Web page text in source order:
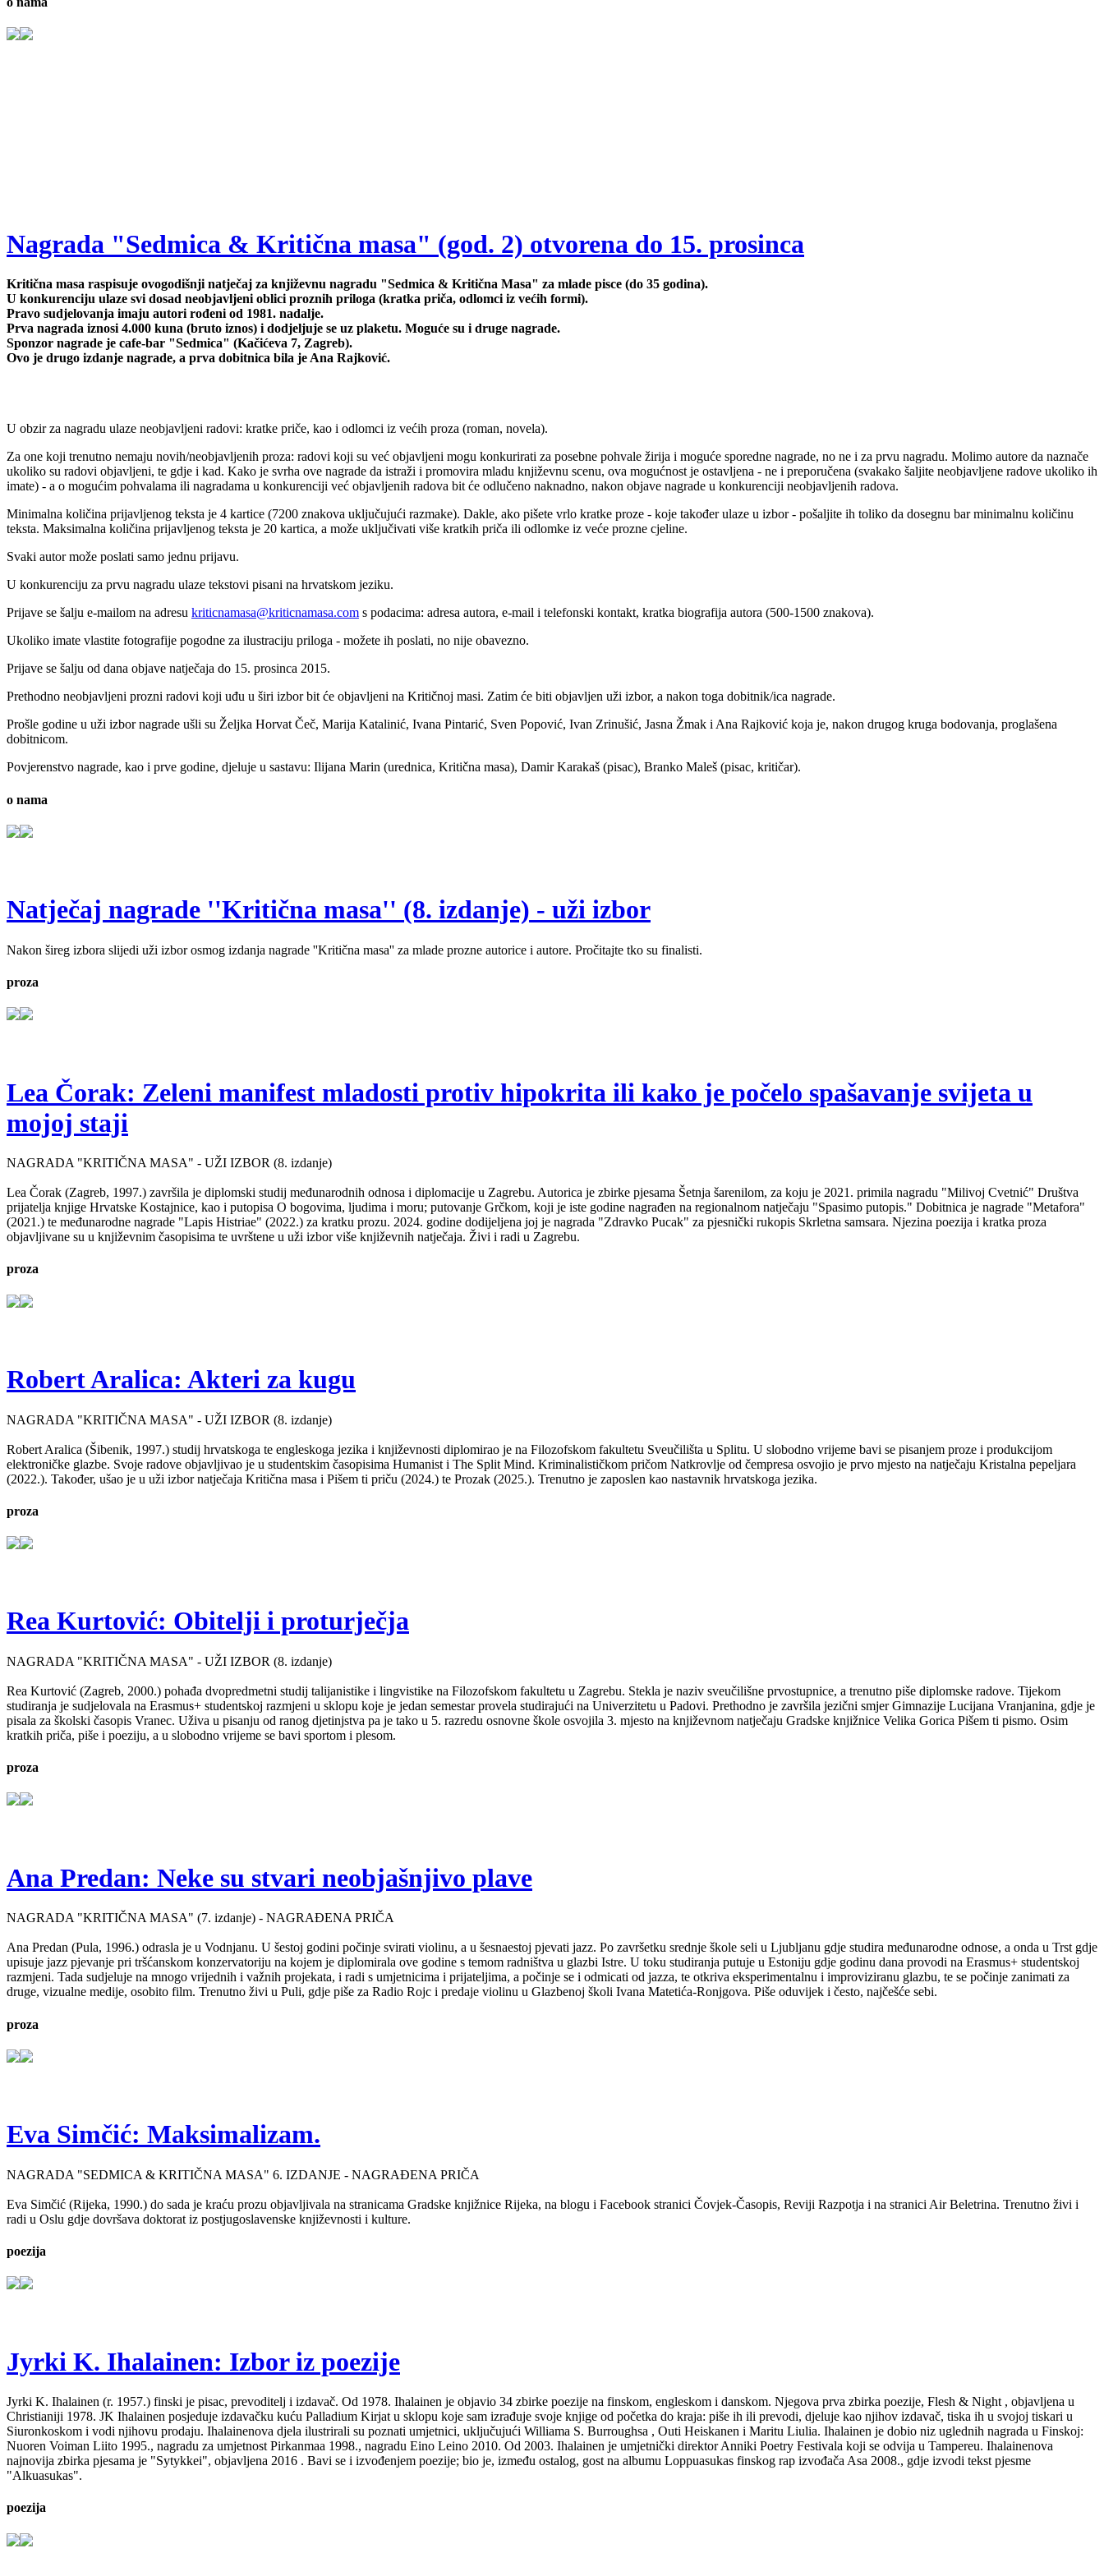
Nagrada "Sedmica & Kritična masa" (god. 2) otvorena do 15. prosinca
Kritična masa raspisuje ovogodišnji natječaj za književnu nagradu "Sedmica & Kritična Masa" za mlade pisce (do 35 godina).
U konkurenciju ulaze svi dosad neobjavljeni oblici proznih priloga (kratka priča, odlomci iz većih formi).
Pravo sudjelovanja imaju autori rođeni od 1981. nadalje.
Prva nagrada iznosi 4.000 kuna (bruto iznos) i dodjeljuje se uz plaketu. Moguće su i druge nagrade.
Sponzor nagrade je cafe-bar "Sedmica" (Kačićeva 7, Zagreb).
Ovo je drugo izdanje nagrade, a prva dobitnica bila je Ana Rajković.
U obzir za nagradu ulaze neobjavljeni radovi: kratke priče, kao i odlomci iz većih proza (roman, novela).
Za one koji trenutno nemaju novih/neobjavljenih proza: radovi koji su već objavljeni mogu konkurirati za posebne pohvale žirija i moguće sporedne nagrade, no ne i za prvu nagradu. Molimo autore da naznače
ukoliko su radovi objavljeni, te gdje i kad. Kako je svrha ove nagrade da istraži i promovira mladu književnu scenu, ova mogućnost je ostavljena - ne i preporučena (svakako šaljite neobjavljene radove ukoliko ih
imate) - a o mogućim pohvalama ili nagradama u konkurenciji već objavljenih radova bit će odlučeno naknadno, nakon objave nagrade u konkurenciji neobjavljenih radova.
Minimalna količina prijavljenog teksta je 4 kartice (7200 znakova uključujući razmake). Dakle, ako pišete vrlo kratke proze - koje također ulaze u izbor - pošaljite ih toliko da dosegnu bar minimalnu količinu
teksta. Maksimalna količina prijavljenog teksta je 20 kartica, a može uključivati više kratkih priča ili odlomke iz veće prozne cjeline.
Svaki autor može poslati samo jednu prijavu.
U konkurenciju za prvu nagradu ulaze tekstovi pisani na hrvatskom jeziku.
Prijave se šalju e-mailom na adresu kriticnamasa@kriticnamasa.com s podacima: adresa autora, e-mail i telefonski kontakt, kratka biografija autora (500-1500 znakova).
Ukoliko imate vlastite fotografije pogodne za ilustraciju priloga - možete ih poslati, no nije obavezno.
Prijave se šalju od dana objave natječaja do 15. prosinca 2015.
Prethodno neobjavljeni prozni radovi koji uđu u širi izbor bit će objavljeni na Kritičnoj masi. Zatim će biti objavljen uži izbor, a nakon toga dobitnik/ica nagrade.
Prošle godine u uži izbor nagrade ušli su Željka Horvat Čeč, Marija Katalinić, Ivana Pintarić, Sven Popović, Ivan Zrinušić, Jasna Žmak i Ana Rajković koja je, nakon drugog kruga bodovanja, proglašena
dobitnicom.
Povjerenstvo nagrade, kao i prve godine, djeluje u sastavu: Ilijana Marin (urednica, Kritična masa), Damir Karakaš (pisac), Branko Maleš (pisac, kritičar).
o nama
Natječaj nagrade ''Kritična masa'' (8. izdanje) - uži izbor
Nakon šireg izbora slijedi uži izbor osmog izdanja nagrade ''Kritična masa'' za mlade prozne autorice i autore. Pročitajte tko su finalisti.
proza
Lea Čorak: Zeleni manifest mladosti protiv hipokrita ili kako je počelo spašavanje svijeta u
mojoj staji
NAGRADA "KRITIČNA MASA" - UŽI IZBOR (8. izdanje)
Lea Čorak (Zagreb, 1997.) završila je diplomski studij međunarodnih odnosa i diplomacije u Zagrebu. Autorica je zbirke pjesama Šetnja šarenilom, za koju je 2021. primila nagradu "Milivoj Cvetnić" Društva
prijatelja knjige Hrvatske Kostajnice, kao i putopisa O bogovima, ljudima i moru; putovanje Grčkom, koji je iste godine nagrađen na regionalnom natječaju "Spasimo putopis." Dobitnica je nagrade "Metafora"
(2021.) te međunarodne nagrade "Lapis Histriae" (2022.) za kratku prozu. 2024. godine dodijeljena joj je nagrada "Zdravko Pucak" za pjesnički rukopis Skrletna samsara. Njezina poezija i kratka proza
objavljivane su u književnim časopisima te uvrštene u uži izbor više književnih natječaja. Živi i radi u Zagrebu.
proza
Robert Aralica: Akteri za kugu
NAGRADA "KRITIČNA MASA" - UŽI IZBOR (8. izdanje)
Robert Aralica (Šibenik, 1997.) studij hrvatskoga te engleskoga jezika i književnosti diplomirao je na Filozofskom fakultetu Sveučilišta u Splitu. U slobodno vrijeme bavi se pisanjem proze i produkcijom
elektroničke glazbe. Svoje radove objavljivao je u studentskim časopisima Humanist i The Split Mind. Kriminalističkom pričom Natkrovlje od čempresa osvojio je prvo mjesto na natječaju Kristalna pepeljara
(2022.). Također, ušao je u uži izbor natječaja Kritična masa i Pišem ti priču (2024.) te Prozak (2025.). Trenutno je zaposlen kao nastavnik hrvatskoga jezika.
proza
Rea Kurtović: Obitelji i proturječja
NAGRADA "KRITIČNA MASA" - UŽI IZBOR (8. izdanje)
Rea Kurtović (Zagreb, 2000.) pohađa dvopredmetni studij talijanistike i lingvistike na Filozofskom fakultetu u Zagrebu. Stekla je naziv sveučilišne prvostupnice, a trenutno piše diplomske radove. Tijekom
studiranja je sudjelovala na Erasmus+ studentskoj razmjeni u sklopu koje je jedan semestar provela studirajući na Univerzitetu u Padovi. Prethodno je završila jezični smjer Gimnazije Lucijana Vranjanina, gdje je
pisala za školski časopis Vranec. Uživa u pisanju od ranog djetinjstva pa je tako u 5. razredu osnovne škole osvojila 3. mjesto na književnom natječaju Gradske knjižnice Velika Gorica Pišem ti pismo. Osim
kratkih priča, piše i poeziju, a u slobodno vrijeme se bavi sportom i plesom.
proza
Ana Predan: Neke su stvari neobjašnjivo plave
NAGRADA "KRITIČNA MASA" (7. izdanje) - NAGRAĐENA PRIČA
Ana Predan (Pula, 1996.) odrasla je u Vodnjanu. U šestoj godini počinje svirati violinu, a u šesnaestoj pjevati jazz. Po završetku srednje škole seli u Ljubljanu gdje studira međunarodne odnose, a onda u Trst gdje
upisuje jazz pjevanje pri tršćanskom konzervatoriju na kojem je diplomirala ove godine s temom radništva u glazbi Istre. U toku studiranja putuje u Estoniju gdje godinu dana provodi na Erasmus+ studentskoj
razmjeni. Tada sudjeluje na mnogo vrijednih i važnih projekata, i radi s umjetnicima i prijateljima, a počinje se i odmicati od jazza, te otkriva eksperimentalnu i improviziranu glazbu, te se počinje zanimati za
druge, vizualne medije, osobito film. Trenutno živi u Puli, gdje piše za Radio Rojc i predaje violinu u Glazbenoj školi Ivana Matetića-Ronjgova. Piše oduvijek i često, najčešće sebi.
proza
Eva Simčić: Maksimalizam.
NAGRADA "SEDMICA & KRITIČNA MASA" 6. IZDANJE - NAGRAĐENA PRIČA
Eva Simčić (Rijeka, 1990.) do sada je kraću prozu objavljivala na stranicama Gradske knjižnice Rijeka, na blogu i Facebook stranici Čovjek-Časopis, Reviji Razpotja i na stranici Air Beletrina. Trenutno živi i
radi u Oslu gdje dovršava doktorat iz postjugoslavenske književnosti i kulture.
poezija
Jyrki K. Ihalainen: Izbor iz poezije
Jyrki K. Ihalainen (r. 1957.) finski je pisac, prevoditelj i izdavač. Od 1978. Ihalainen je objavio 34 zbirke poezije na finskom, engleskom i danskom. Njegova prva zbirka poezije, Flesh & Night , objavljena u
Christianiji 1978. JK Ihalainen posjeduje izdavačku kuću Palladium Kirjat u sklopu koje sam izrađuje svoje knjige od početka do kraja: piše ih ili prevodi, djeluje kao njihov izdavač, tiska ih u svojoj tiskari u
Siuronkoskom i vodi njihovu prodaju. Ihalainenova djela ilustrirali su poznati umjetnici, uključujući Williama S. Burroughsa , Outi Heiskanen i Maritu Liulia. Ihalainen je dobio niz uglednih nagrada u Finskoj:
Nuoren Voiman Liito 1995., nagradu za umjetnost Pirkanmaa 1998., nagradu Eino Leino 2010. Od 2003. Ihalainen je umjetnički direktor Anniki Poetry Festivala koji se odvija u Tampereu. Ihalainenova
najnovija zbirka pjesama je "Sytykkei", objavljena 2016 . Bavi se i izvođenjem poezije; bio je, između ostalog, gost na albumu Loppuasukas finskog rap izvođača Asa 2008., gdje izvodi tekst pjesme
"Alkuasukas".
poezija